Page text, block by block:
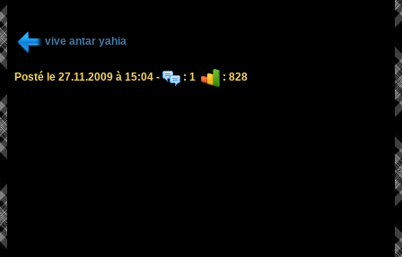
vive antar yahia
Posté le 27.11.2009 à 15:04 - : 1 : 828